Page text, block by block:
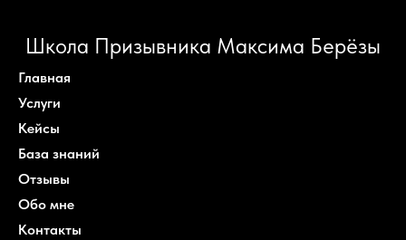
Школа Призывника Максима Берёзы
Главная
Услуги
Кейсы
База знаний
Отзывы
Обо мне
Контакты